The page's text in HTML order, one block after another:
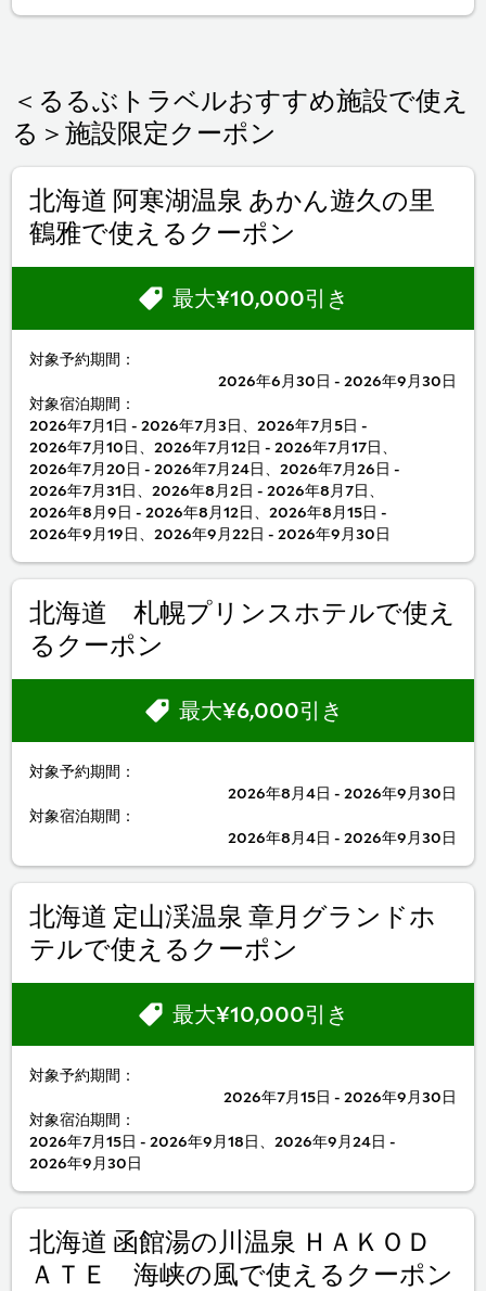
＜るるぶトラベルおすすめ施設で使え
る＞施設限定クーポン
対象予約期間：
2026年6月30日 - 2026年9月30日
対象宿泊期間：
2026年7月1日 - 2026年7月3日、2026年7月5日 -
2026年7月10日、2026年7月12日 - 2026年7月17日、
2026年7月20日 - 2026年7月24日、2026年7月26日 -
2026年7月31日、2026年8月2日 - 2026年8月7日、
2026年8月9日 - 2026年8月12日、2026年8月15日 -
2026年9月19日、2026年9月22日 - 2026年9月30日
最大¥10,000引き
北海道 阿寒湖温泉 あかん遊久の里
鶴雅で使えるクーポン
対象予約期間：
2026年8月4日 - 2026年9月30日
対象宿泊期間：
2026年8月4日 - 2026年9月30日
最大¥6,000引き
北海道 札幌プリンスホテルで使え
るクーポン
対象予約期間：
2026年7月15日 - 2026年9月30日
対象宿泊期間：
2026年7月15日 - 2026年9月18日、2026年9月24日 -
2026年9月30日
最大¥10,000引き
北海道 定山渓温泉 章月グランドホ
テルで使えるクーポン
北海道 函館湯の川温泉 ＨＡＫＯＤ
ＡＴＥ 海峡の風で使えるクーポン